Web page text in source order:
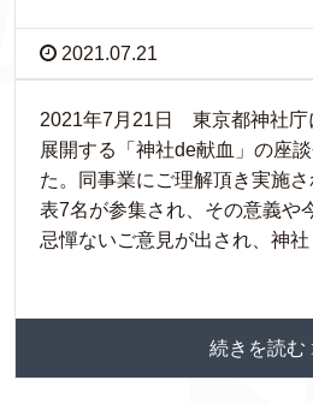
2021.07.21
2021年7月21日 東京都神社庁
展開する「神社de献血」の座
た。同事業にご理解頂き実施
表7名が参集され、その意義や
忌憚ないご意見が出され、神
続きを読